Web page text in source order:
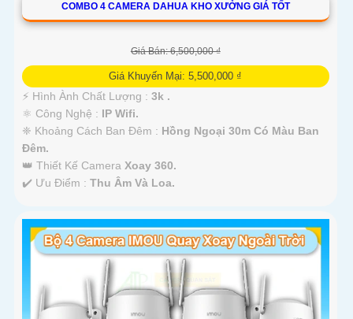
COMBO 4 CAMERA DAHUA KHO XƯỞNG GIÁ TỐT
Giá Bán: 6,500,000 ₫
Giá Khuyến Mại: 5,500,000 ₫
️⚡ Hình Ành Chất Lượng : 3k .
⚛️ Công Nghệ : IP Wifi.
❈ Khoảng Cách Ban Đêm : Hồng Ngoại 30m Có Màu Ban
Ðêm.
👑 Thiết Kế Camera Xoay 360.
️✔️ Ưu Điểm : Thu Âm Và Loa.